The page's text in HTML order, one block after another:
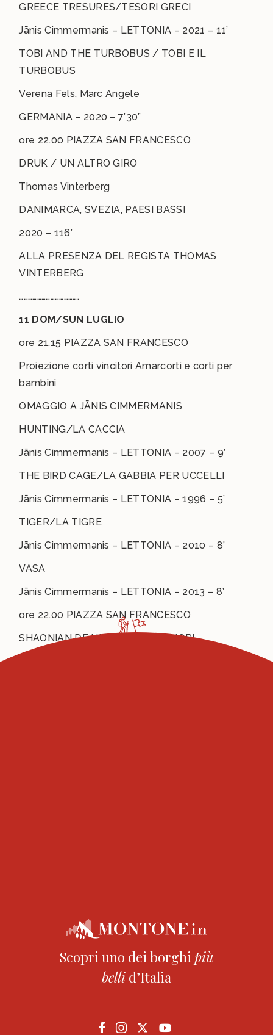
GREECE TRESURES/TESORI GRECI
Jānis Cimmermanis – LETTONIA – 2021 – 11’
TOBI AND THE TURBOBUS / TOBI E IL
TURBOBUS
Verena Fels, Marc Angele
GERMANIA – 2020 – 7’30”
ore 22.00 PIAZZA SAN FRANCESCO
DRUK / UN ALTRO GIRO
Thomas Vinterberg
DANIMARCA, SVEZIA, PAESI BASSI
2020 – 116’
ALLA PRESENZA DEL REGISTA THOMAS
VINTERBERG
………………………………….
11 DOM/SUN LUGLIO
ore 21.15 PIAZZA SAN FRANCESCO
Proiezione corti vincitori Amarcorti e corti per
bambini
OMAGGIO A JĀNIS CIMMERMANIS
HUNTING/LA CACCIA
Jānis Cimmermanis – LETTONIA – 2007 – 9’
THE BIRD CAGE/LA GABBIA PER UCCELLI
Jānis Cimmermanis – LETTONIA – 1996 – 5’
TIGER/LA TIGRE
Jānis Cimmermanis – LETTONIA – 2010 – 8’
VASA
Jānis Cimmermanis – LETTONIA – 2013 – 8’
ore 22.00 PIAZZA SAN FRANCESCO
SHAONIAN DE NI / GIORNI MIGLIORI
Scopri uno dei borghipiù
bellid’Italia